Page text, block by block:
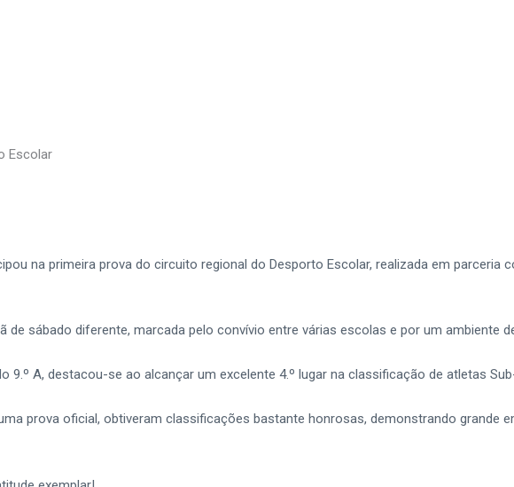
Escolar
na primeira prova do circuito regional do Desporto Escolar, realizada em parceria
sábado diferente, marcada pelo convívio entre várias escolas e por um ambiente
A, destacou-se ao alcançar um excelente 4.º lugar na classificação de atletas
prova oficial, obtiveram classificações bastante honrosas, demonstrando grande